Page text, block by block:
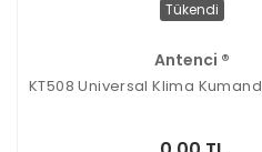
Tükendi
Antenci ®
KT508 Universal Klima